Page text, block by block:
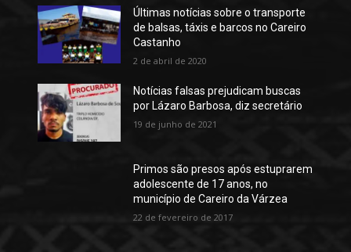
Últimas notícias sobre o transporte
de balsas, táxis e barcos no Careiro
Castanho
2 de abril de 2020
Notícias falsas prejudicam buscas
por Lázaro Barbosa, diz secretário
19 de junho de 2021
Primos são presos após estuprarem
adolescente de 17 anos, no
município de Careiro da Várzea
22 de fevereiro de 2017